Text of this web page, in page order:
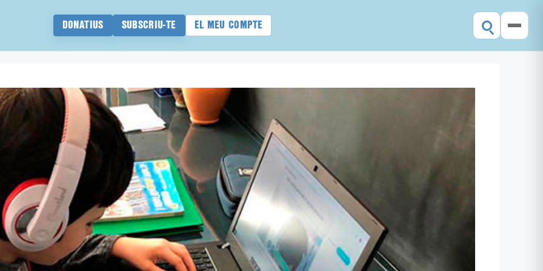
DONATIUS SUBSCRIU-TE EL MEU COMPTE